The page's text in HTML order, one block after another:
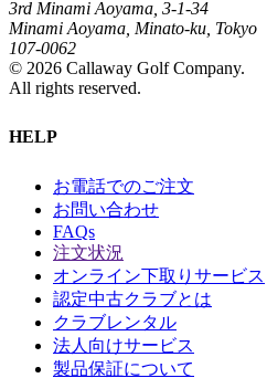
3rd Minami Aoyama, 3-1-34
Minami Aoyama, Minato-ku, Tokyo
107-0062
© 2026 Callaway Golf Company.
All rights reserved.
HELP
お電話でのご注文
お問い合わせ
FAQs
注文状況
オンライン下取りサービス
認定中古クラブとは
クラブレンタル
法人向けサービス
製品保証について